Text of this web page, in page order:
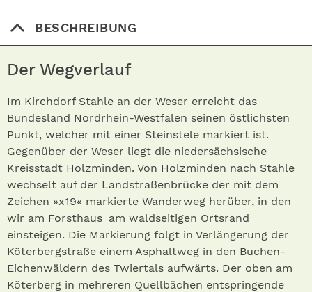
BESCHREIBUNG
Der Wegverlauf
Im Kirchdorf Stahle an der Weser erreicht das
Bundesland Nordrhein-Westfalen seinen östlichsten
Punkt, welcher mit einer Steinstele markiert ist.
Gegenüber der Weser liegt die niedersächsische
Kreisstadt Holzminden. Von Holzminden nach Stahle
wechselt auf der Landstraßenbrücke der mit dem
Zeichen »x19« markierte Wanderweg herüber, in den
wir am Forsthaus am waldseitigen Ortsrand
einsteigen. Die Markierung folgt in Verlängerung der
Köterbergstraße einem Asphaltweg in den Buchen-
Eichenwäldern des Twiertals aufwärts. Der oben am
Köterberg in mehreren Quellbächen entspringende